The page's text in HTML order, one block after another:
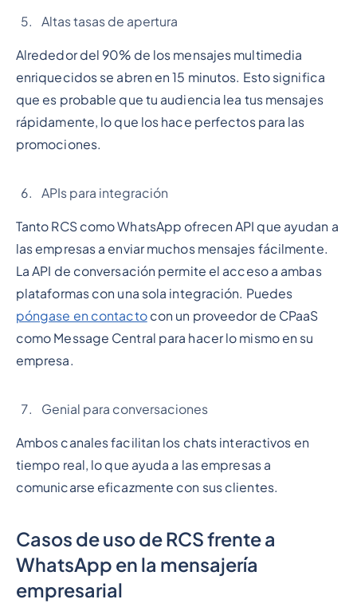
Altas tasas de apertura
Alrededor del 90% de los mensajes multimedia
enriquecidos se abren en 15 minutos. Esto significa
que es probable que tu audiencia lea tus mensajes
rápidamente, lo que los hace perfectos para las
promociones.
APIs para integración
Tanto RCS como WhatsApp ofrecen API que ayudan a
las empresas a enviar muchos mensajes fácilmente.
La API de conversación permite el acceso a ambas
plataformas con una sola integración. Puedes
póngase en contactocon un proveedor de CPaaS
como Message Central para hacer lo mismo en su
empresa.
Genial para conversaciones
Ambos canales facilitan los chats interactivos en
tiempo real, lo que ayuda a las empresas a
comunicarse eficazmente con sus clientes.
Casos de uso de RCS frente a
WhatsApp en la mensajería
empresarial